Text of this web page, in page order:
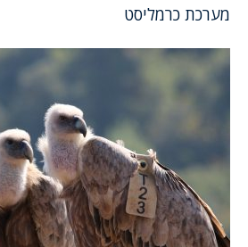
מערכת כרמליסט